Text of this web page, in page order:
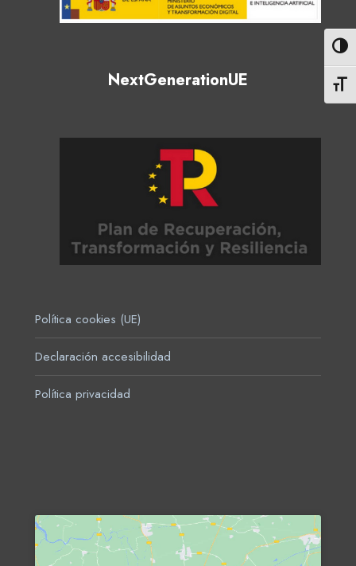
NextGenerationUE
Política cookies (UE)
Declaración accesibilidad
Política privacidad